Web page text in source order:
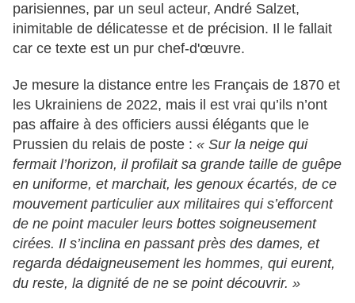
parisiennes, par un seul acteur, André Salzet,
inimitable de délicatesse et de précision. Il le fallait
car ce texte est un pur chef-d'œuvre.
Je mesure la distance entre les Français de 1870 et
les Ukrainiens de 2022, mais il est vrai qu’ils n’ont
pas affaire à des officiers aussi élégants que le
Prussien du relais de poste : « Sur la neige qui
fermait l’horizon, il profilait sa grande taille de guêpe
en uniforme, et marchait, les genoux écartés, de ce
mouvement particulier aux militaires qui s’efforcent
de ne point maculer leurs bottes soigneusement
cirées. Il s’inclina en passant près des dames, et
regarda dédaigneusement les hommes, qui eurent,
du reste, la dignité de ne se point découvrir. »